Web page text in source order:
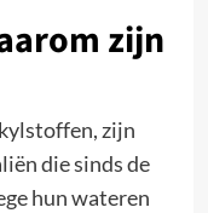
zijn
zijn
die sinds de
hun wateren